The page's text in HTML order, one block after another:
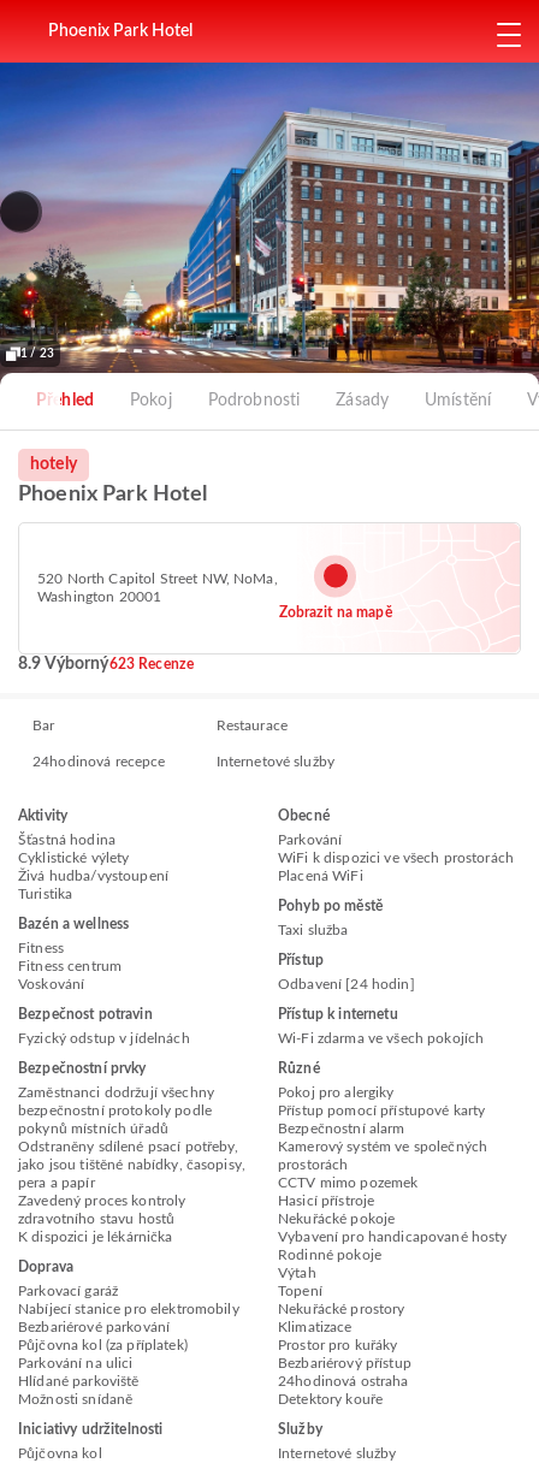
Phoenix Park Hotel
1 / 23
Přehled Pokoj Podrobnosti Zásady Umístění
hotely
Phoenix Park Hotel
520 North Capitol Street NW, NoMa,
Washington 20001
Zobrazit na mapě
8.9 Výborný623 Recenze
Bar Restaurace
24hodinová recepce Internetové služby
Aktivity
Šťastná hodina
Cyklistické výlety
Živá hudba/vystoupení
Turistika
Bazén a wellness
Fitness
Fitness centrum
Voskování
Bezpečnost potravin
Fyzický odstup v jídelnách
Bezpečnostní prvky
Zaměstnanci dodržují všechny
bezpečnostní protokoly podle
pokynů místních úřadů
Odstraněny sdílené psací potřeby,
jako jsou tištěné nabídky, časopisy,
pera a papír
Zavedený proces kontroly
zdravotního stavu hostů
K dispozici je lékárnička
Doprava
Parkovací garáž
Nabíjecí stanice pro elektromobily
Bezbariérové parkování
Půjčovna kol (za příplatek)
Parkování na ulici
Hlídané parkoviště
Možnosti snídaně
Iniciativy udržitelnosti
Půjčovna kol
Obecné
Parkování
WiFi k dispozici ve všech prostorách
Placená WiFi
Pohyb po městě
Taxi služba
Přístup
Odbavení [24 hodin]
Přístup k internetu
Wi-Fi zdarma ve všech pokojích
Různé
Pokoj pro alergiky
Přístup pomocí přístupové karty
Bezpečnostní alarm
Kamerový systém ve společných
prostorách
CCTV mimo pozemek
Hasicí přístroje
Nekuřácké pokoje
Vybavení pro handicapované hosty
Rodinné pokoje
Výtah
Topení
Nekuřácké prostory
Klimatizace
Prostor pro kuřáky
Bezbariérový přístup
24hodinová ostraha
Detektory kouře
Služby
Internetové služby